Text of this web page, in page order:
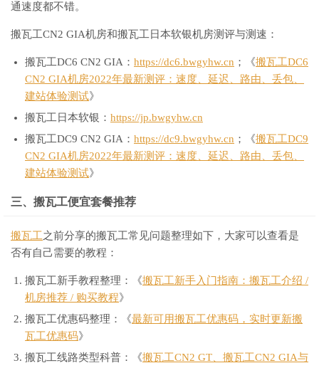
通速度都不错。
搬瓦工CN2 GIA机房和搬瓦工日本软银机房测评与测速：
搬瓦工DC6 CN2 GIA： https://dc6.bwgyhw.cn ；《搬瓦工DC6
CN2 GIA机房2022年最新测评：速度、延迟、路由、丢包、
建站体验测试》
搬瓦工日本软银： https://jp.bwgyhw.cn
搬瓦工DC9 CN2 GIA： https://dc9.bwgyhw.cn ；《搬瓦工DC9
CN2 GIA机房2022年最新测评：速度、延迟、路由、丢包、
建站体验测试》
三、搬瓦工便宜套餐推荐
搬瓦工之前分享的搬瓦工常见问题整理如下，大家可以查看是
否有自己需要的教程：
搬瓦工新手教程整理：《搬瓦工新手入门指南：搬瓦工介绍 /
机房推荐 / 购买教程》
搬瓦工优惠码整理：《最新可用搬瓦工优惠码，实时更新搬
瓦工优惠码》
搬瓦工线路类型科普：《搬瓦工CN2 GT、搬瓦工CN2 GIA与